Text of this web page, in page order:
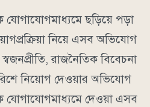
যোগাযোগমাধ্যমে ছড়িয়ে পড়া
নিয়ে এসব অভিযোগ
রাজনৈতিক বিবেচনা
নিয়োগ দেওয়ার অভিযোগ
যোগাযোগমাধ্যমে দেওয়া এসব